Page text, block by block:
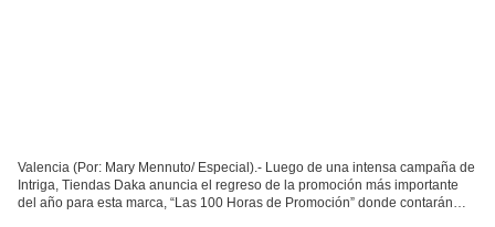
Valencia (Por: Mary Mennuto/ Especial).- Luego de una intensa campaña de
Intriga, Tiendas Daka anuncia el regreso de la promoción más importante
del año para esta marca, “Las 100 Horas de Promoción” donde contarán